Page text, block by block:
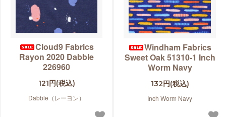
Cloud9 Fabrics
Rayon 2020 Dabble
226960
121円(税込)
Dabble（レーヨン）
Windham Fabrics
Sweet Oak 51310-1 Inch
Worm Navy
132円(税込)
Inch Worm Navy